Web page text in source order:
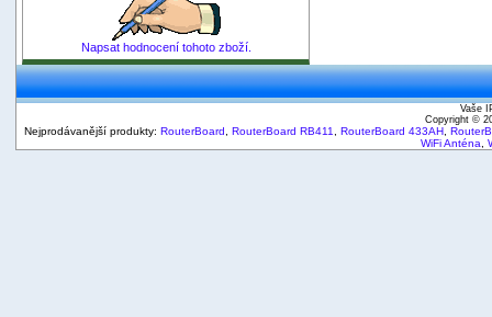
Napsat hodnocení tohoto zboží.
Vaše
Copyright ©
Nejprodávanější produkty: RouterBoard RouterBoard RB411 RouterBoard 433AH
WiFi Anténa